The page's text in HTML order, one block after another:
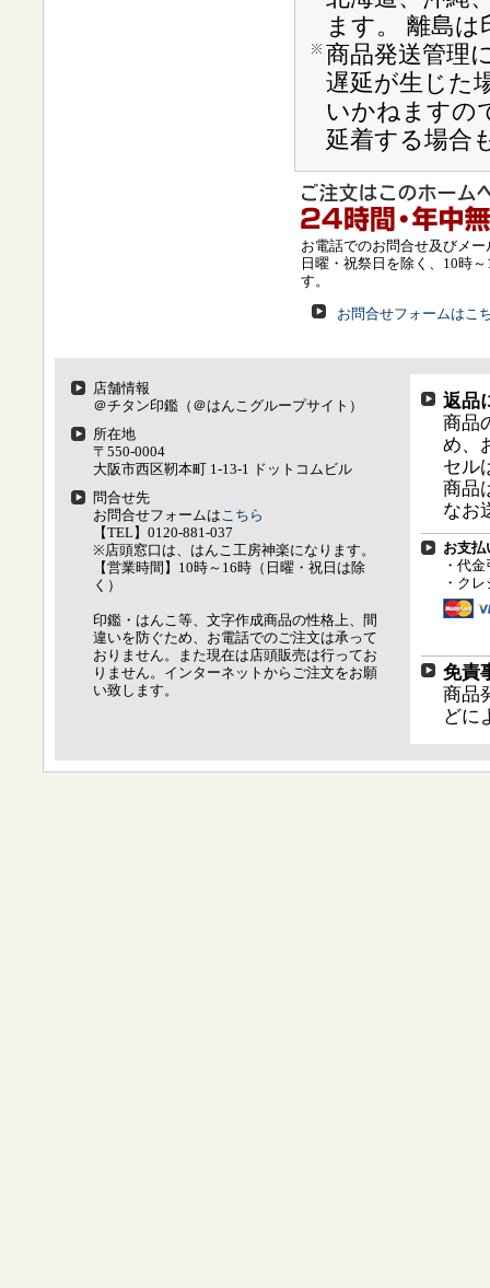
ます。 離島
商品発送管理
遅延が生じた
いかねますの
延着する場合
お電話でのお問合せ及びメ
日曜・祝祭日を除く、10時
す。
お問合せフォームはこ
店舗情報
＠チタン印鑑（＠はんこグループサイト）
所在地
〒550-0004
大阪市西区靭本町 1-13-1 ドットコムビル
問合せ先
お問合せフォームはこちら
【TEL】0120-881-037
※店頭窓口は、はんこ工房神楽になります。
【営業時間】10時～16時（日曜・祝日は除
く）
印鑑・はんこ等、文字作成商品の性格上、間
違いを防ぐため、お電話でのご注文は承って
おりません。また現在は店頭販売は行ってお
りません。インターネットからご注文をお願
い致します。
返品
商品
め、
セル
商品
なお
お支払
・代
・ク
免責
商品
どに